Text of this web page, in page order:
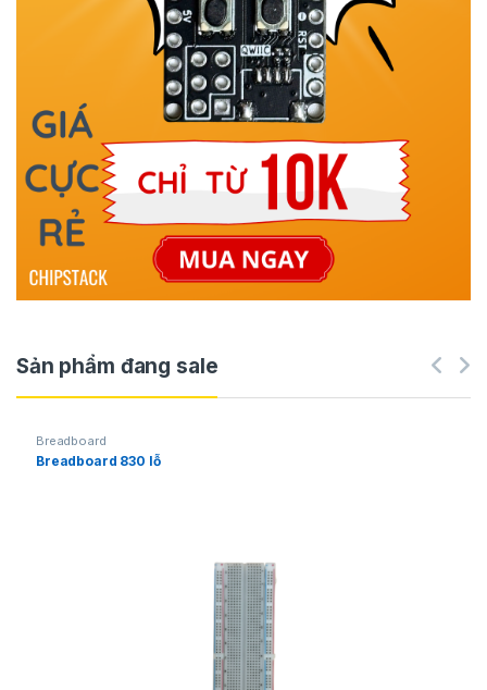
Sản phẩm đang sale
Breadboard
Breadboard 830 lỗ